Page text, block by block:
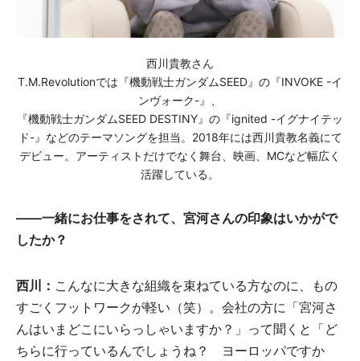
西川貴教さん
T.M.Revolutionでは『機動戦士ガンダムSEED』の『INVOKE -イ
ンヴォーク-』、
『機動戦士ガンダムSEED DESTINY』の『ignited -イグナイテッ
ド-』などのテーマソングを担当。2018年には西川貴教名義にて
デビュー。アーティストだけでなく舞台、映画、MCなど幅広く
活躍している。
――一緒にお仕事をされて、宮河さんの印象はいかがで
したか？
西川： こんなに大きな組織を束ねている方なのに、もの
すごくフットワークが軽い（笑）。会社の方に「宮河さ
んはいまどこにいらっしゃいますか？」って聞くと「ど
ちらに行っているんでしょうね？ ヨーロッパですか